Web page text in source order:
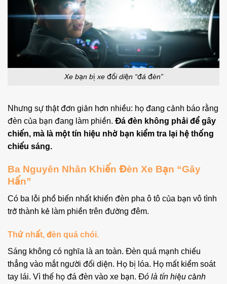
Xe bạn bị xe đối diện “đá đèn”
Nhưng sự thật đơn giản hơn nhiều: họ đang cảnh báo rằng
đèn của bạn đang làm phiền. Đá đèn không phải để gây
chiến, mà là một tín hiệu nhờ bạn kiểm tra lại hệ thống
chiếu sáng.
Ba Nguyên Nhân Khiến Đèn Xe Bạn “Gây
Hấn”
Có ba lỗi phổ biến nhất khiến đèn pha ô tô của bạn vô tình
trở thành kẻ làm phiền trên đường đêm.
Thứ nhất, đèn quá chói.
Sáng không có nghĩa là an toàn. Đèn quá mạnh chiếu
thẳng vào mắt người đối diện. Họ bị lóa. Họ mất kiểm soát
tay lái. Vì thế họ đá đèn vào xe bạn. Đó là tín hiệu cảnh